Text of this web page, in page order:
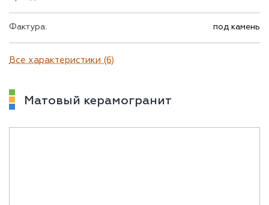
Фактура: под камень
Все характеристики (6)
Матовый керамогранит